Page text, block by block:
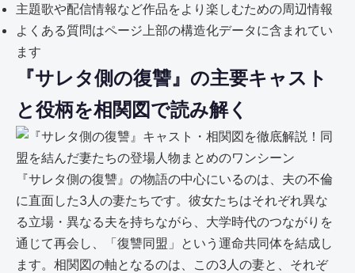
主題歌や配信情報など作品をより楽しむための周辺情報
よくある質問はページ上部の構造化データに含まれてい
ます
『サレタ側の復讐』の主要キャスト
と役柄を相関図で読み解く
『サレタ側の復讐』の物語の中心にいるのは、夫の不倫
に直面した3人の妻たちです。彼女たちはそれぞれ異な
る立場・異なる夫を持ちながら、大学時代のつながりを
通じて再会し、「復讐同盟」という運命共同体を結成し
ます。相関図の軸となるのは、この3人の妻と、それぞ